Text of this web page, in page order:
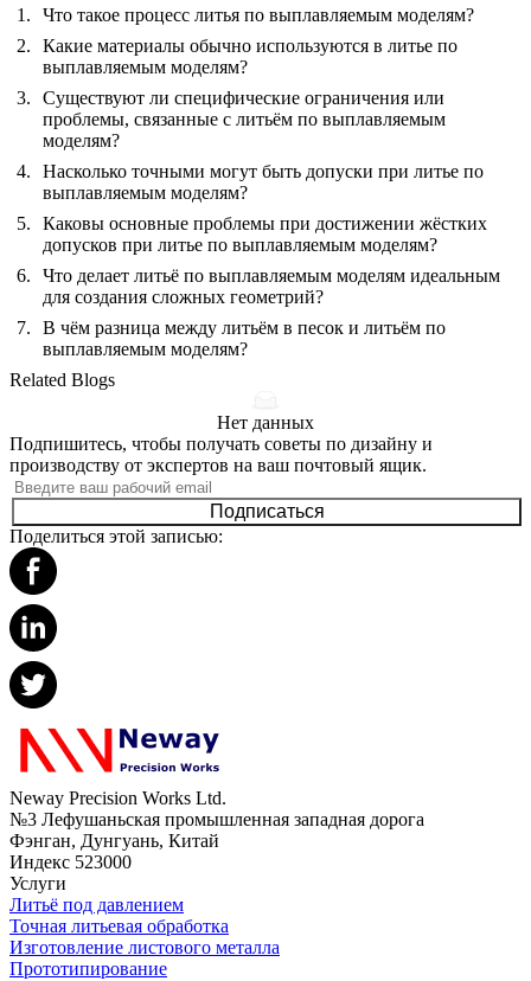
Что такое процесс литья по выплавляемым моделям?
Какие материалы обычно используются в литье по
выплавляемым моделям?
Существуют ли специфические ограничения или
проблемы, связанные с литьём по выплавляемым
моделям?
Насколько точными могут быть допуски при литье по
выплавляемым моделям?
Каковы основные проблемы при достижении жёстких
допусков при литье по выплавляемым моделям?
Что делает литьё по выплавляемым моделям идеальным
для создания сложных геометрий?
В чём разница между литьём в песок и литьём по
выплавляемым моделям?
Related Blogs
Нет данных
Подпишитесь, чтобы получать советы по дизайну и
производству от экспертов на ваш почтовый ящик.
Подписаться
Поделиться этой записью:
Neway Precision Works Ltd.
№3 Лефушаньская промышленная западная дорога
Фэнган, Дунгуань, Китай
Индекс 523000
Услуги
Литьё под давлением
Точная литьевая обработка
Изготовление листового металла
Прототипирование